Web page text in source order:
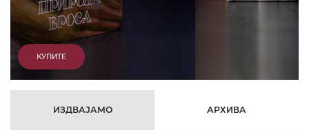
ИЗДВАЈАМО АРХИВА